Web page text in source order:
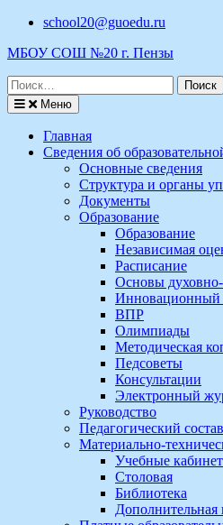
Перейти
содержимому
school20@guoedu.ru
МБОУ СОШ №20 г. Пензы
Поиск
по:
Меню
Главная
Сведения об
Основные сведения
Структура и органы
Документы
Образование
Образование
Независимая
Расписание
Основы духовно-
Инновационный
ВПР
Олимпиады
Методическая
Педсоветы
Консультации
Электронный
Руководство
Педагогический состав
Материально-
Учебные
Столовая
Библиотека